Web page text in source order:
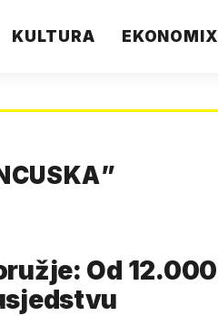
KULTURA EKONOMIX
”
Od 12.000